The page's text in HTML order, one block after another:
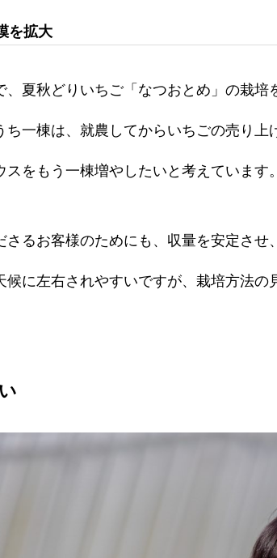
を拡大
夏秋どりいちご「なつおとめ」の栽
一棟は、就農してからいちごの売り
をもう一棟増やしたいと考えています。
るお客様のためにも、収量を安定さ
に左右されやすいですが、栽培方法